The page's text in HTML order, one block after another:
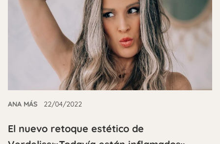
ANA MÁS 22/04/2022
El nuevo retoque estético de